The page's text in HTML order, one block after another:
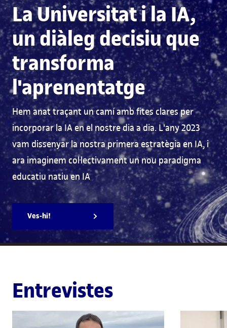
La Universitat i la IA,
un diàleg decisiu que
transforma
l'aprenentatge
Hem anat traçant un camí amb fites clares per
incorporar la IA en el nostre dia a dia. L'any 2023
vam dissenyar la nostra primera estratègia en IA, i
ara imaginem col·lectivament un nou paradigma
educatiu natiu en IA
Ves-hi!
Entrevistes